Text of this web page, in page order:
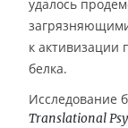
удалось
к активизации
белка.
Исследование
Translational